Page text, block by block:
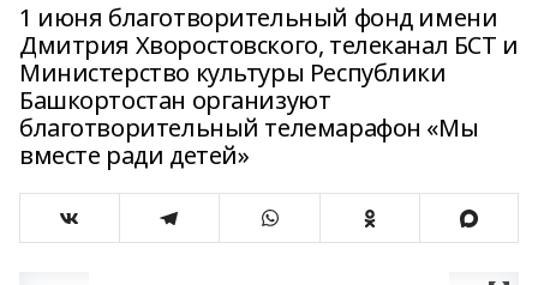
1 июня благотворительный фонд имени
Дмитрия Хворостовского, телеканал БСТ и
Министерство культуры Республики
Башкортостан организуют
благотворительный телемарафон «Мы
вместе ради детей»